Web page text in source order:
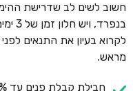
לקרוא בעיון את התנאים
מראש.